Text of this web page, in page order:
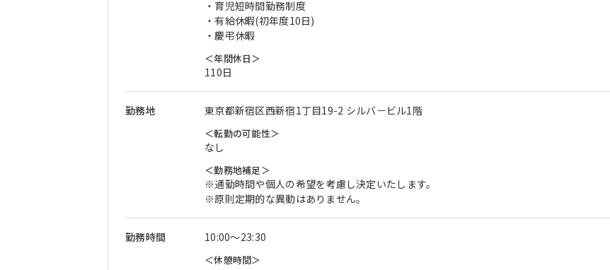
・育児短時間勤務制度
・有給休暇(初年度10日)
・慶弔休暇
＜年間休日＞
110日
勤務地 東京都新宿区西新宿1丁目19-2 シルバ－ビル1階
＜転勤の可能性＞
なし
＜勤務地補足＞
※通勤時間や個人の希望を考慮し決定いたします。
※原則定期的な異動はありません。
勤務時間 10:00〜23:30
＜休憩時間＞